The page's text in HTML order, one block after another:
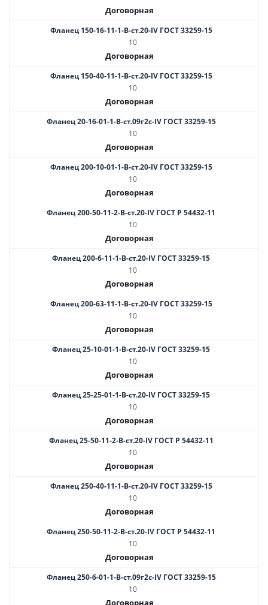
Договорная
Фланец 150-16-11-1-B-ст.20-IV ГОСТ 33259-15
10
Договорная
Фланец 150-40-11-1-B-ст.20-IV ГОСТ 33259-15
10
Договорная
Фланец 20-16-01-1-B-ст.09г2с-IV ГОСТ 33259-15
10
Договорная
Фланец 200-10-01-1-B-ст.20-IV ГОСТ 33259-15
10
Договорная
Фланец 200-50-11-2-B-ст.20-IV ГОСТ Р 54432-11
10
Договорная
Фланец 200-6-11-1-В-ст.20-IV ГОСТ 33259-15
10
Договорная
Фланец 200-63-11-1-B-ст.20-IV ГОСТ 33259-15
10
Договорная
Фланец 25-10-01-1-В-cт.20-IV ГОСТ 33259-15
10
Договорная
Фланец 25-25-01-1-B-ст.20-IV ГОСТ 33259-15
10
Договорная
Фланец 25-50-11-2-B-ст.20-IV ГОСТ Р 54432-11
10
Договорная
Фланец 250-40-11-1-B-ст.20-IV ГОСТ 33259-15
10
Договорная
Фланец 250-50-11-2-B-ст.20-IV ГОСТ Р 54432-11
10
Договорная
Фланец 250-6-01-1-B-ст.09г2с-IV ГОСТ 33259-15
10
Договорная